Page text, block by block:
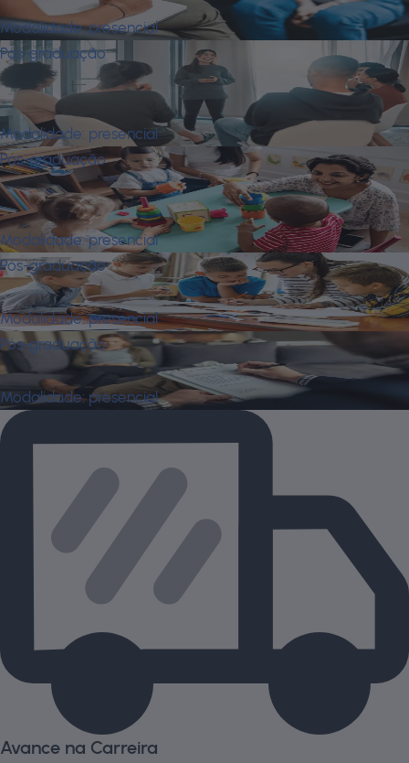
Modalidade: presencial
Pós-graduação
Psicologia Organizacional e Saúde
Mental
Modalidade: presencial
Pós-graduação
Psicomotricidade Integrada À
Neurociência
Modalidade: presencial
Pós-graduação
Psicopedagogia Institucional e Clínica
Modalidade: presencial
Pós-graduação
Terapia Cognitivo-Comportamental
Modalidade: presencial
Avance na Carreira